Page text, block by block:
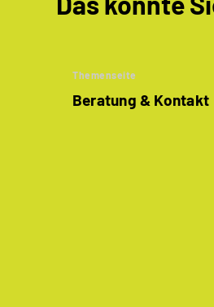
Themenseite
Beratung & Kontakt